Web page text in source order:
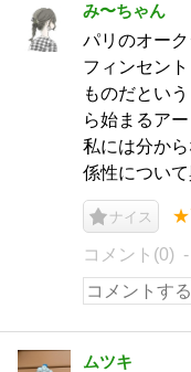
み〜ちゃん
パリのオー
フィンセン
ものだとい
ら始まるア
私には分か
係性について
ナイス
コメント(0)
ムツキ